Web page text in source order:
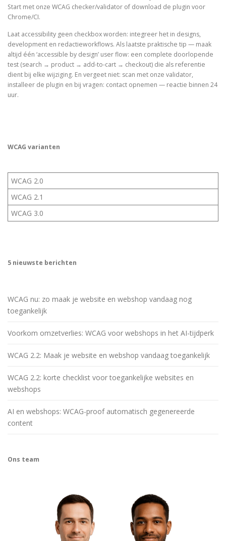
Start met onze WCAG checker/validator of download de plugin voor
Chrome/CI.
Laat accessibility geen checkbox worden: integreer het in designs,
development en redactieworkflows. Als laatste praktische tip — maak
altijd één ‘accessible by design’ user flow: een complete doorlopende
test (search → product → add-to-cart → checkout) die als referentie
dient bij elke wijziging. En vergeet niet: scan met onze validator,
installeer de plugin en bij vragen: contact opnemen — reactie binnen 24
uur.
WCAG varianten
WCAG 2.0
WCAG 2.1
WCAG 3.0
5 nieuwste berichten
WCAG nu: zo maak je website en webshop vandaag nog
toegankelijk
Voorkom omzetverlies: WCAG voor webshops in het AI-tijdperk
WCAG 2.2: Maak je website en webshop vandaag toegankelijk
WCAG 2.2: korte checklist voor toegankelijke websites en
webshops
AI en webshops: WCAG-proof automatisch gegenereerde
content
Ons team